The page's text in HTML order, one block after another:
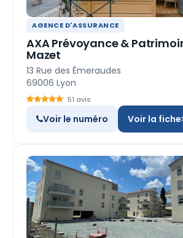
AGENCE D'ASSURANCE
AXA Prévoyance &
Mazet
13 Rue des Émeraudes
69006 Lyon
51 avis
Voir le numéro Voir la fiche